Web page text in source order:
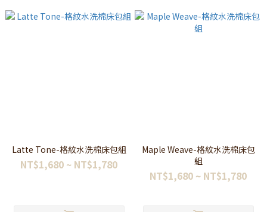
Latte Tone-格紋水洗棉床包組
NT$1,680 ~ NT$1,780
Maple Weave-格紋水洗棉床包
組
NT$1,680 ~ NT$1,780